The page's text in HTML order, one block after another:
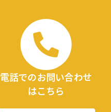
電話でのお問い合わせ
はこちら